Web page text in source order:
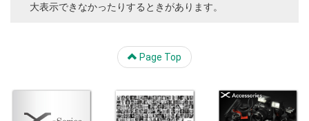
大表示できなかったりするときがあります。
Page Top